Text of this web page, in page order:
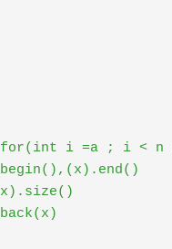
for(int i =a ; i < n